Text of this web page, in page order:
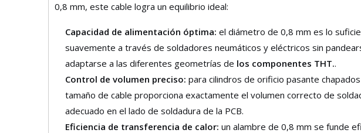
0,8 mm, este cable logra un equilibrio ideal:
Capacidad de alimentación óptima: el diámetro de 0,8 mm es lo
suavemente a través de soldadores neumáticos y eléctricos sin
adaptarse a las diferentes geometrías de los componentes THT..
Control de volumen preciso: para cilindros de orificio pasante
tamaño de cable proporciona exactamente el volumen correcto de
adecuado en el lado de soldadura de la PCB.
Eficiencia de transferencia de calor: un alambre de 0,8 mm se funde